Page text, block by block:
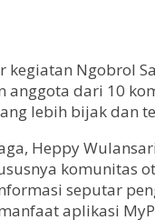
kegiatan Ngobrol
anggota dari 10
lebih bijak dan
Heppy
seputar
aplikasi